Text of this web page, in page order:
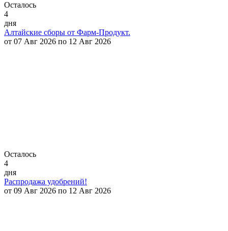
Осталось
4
дня
Алтайские сборы от Фарм-Продукт.
от 07 Авг 2026 по 12 Авг 2026
Осталось
4
дня
Распродажа удобрений!
от 09 Авг 2026 по 12 Авг 2026